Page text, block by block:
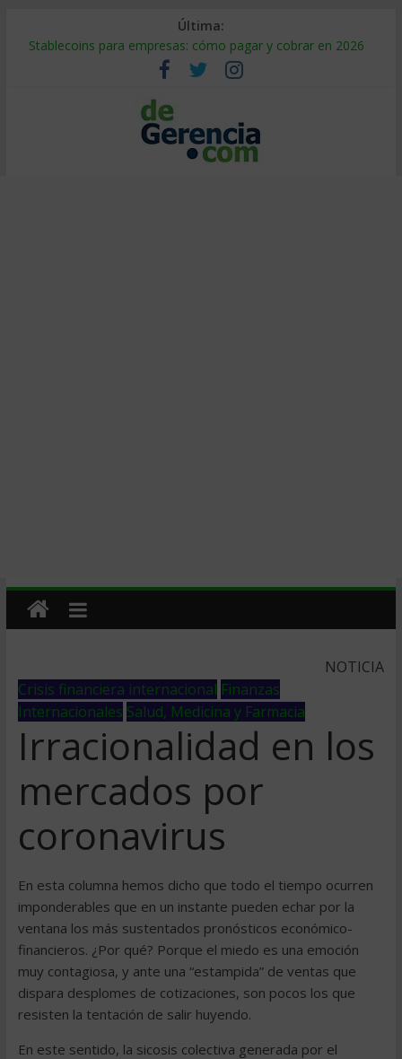
Última:
Stablecoins para empresas: cómo pagar y cobrar en 2026
Despido silencioso: qué es y por qué sale tan caro
IA en selección de personal: cómo auditarla a tiempo
Trabajo forzoso en la cadena de suministro: qué hacer
Mercado hispano de EE. UU.: cómo segmentarlo y venderle
NOTICIA
Crisis financiera internacional Finanzas
Internacionales Salud, Medicina y Farmacia
Irracionalidad en los
mercados por
coronavirus
En esta columna hemos dicho que todo el tiempo ocurren
imponderables que en un instante pueden echar por la
ventana los más sustentados pronósticos económico-
financieros. ¿Por qué? Porque el miedo es una emoción
muy contagiosa, y ante una “estampida” de ventas que
dispara desplomes de cotizaciones, son pocos los que
resisten la tentación de salir huyendo.
En este sentido, la sicosis colectiva generada por el